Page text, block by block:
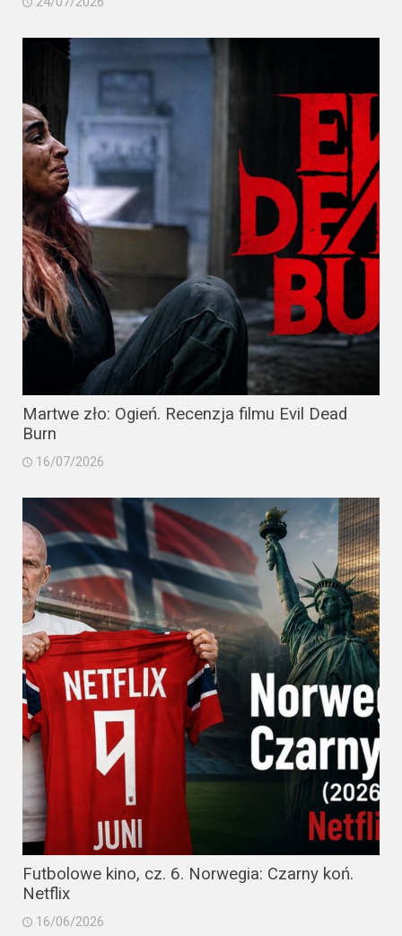
Martwe zło: Ogień. Recenzja filmu Evil Dead
Burn
16/07/2026
Futbolowe kino, cz. 6. Norwegia: Czarny koń.
Netflix
16/06/2026